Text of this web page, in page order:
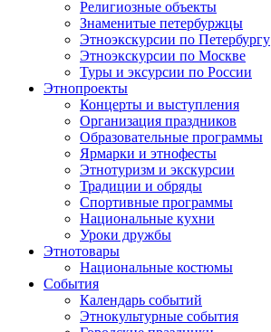
Религиозные объекты
Знаменитые петербуржцы
Этноэкскурсии по Петербургу
Этноэкскурсии по Москве
Туры и эксурсии по России
Этнопроекты
Концерты и выступления
Организация праздников
Образовательные программы
Ярмарки и этнофесты
Этнотуризм и экскурсии
Традиции и обряды
Спортивные программы
Национальные кухни
Уроки дружбы
Этнотовары
Национальные костюмы
События
Календарь событий
Этнокультурные события